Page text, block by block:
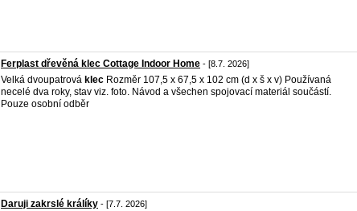
Ferplast dřevěná klec Cottage Indoor Home - [8.7. 2026]
Velká dvoupatrová klec Rozměr 107,5 x 67,5 x 102 cm (d x š x v) Používaná
necelé dva roky, stav viz. foto. Návod a všechen spojovací materiál součástí.
Pouze osobní odběr
Daruji zakrslé králíky - [7.7. 2026]